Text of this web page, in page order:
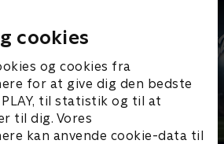
cookies
og cookies fra
for at give dig den bedste
til statistik og til at
til dig. Vores
kan anvende cookie-data til